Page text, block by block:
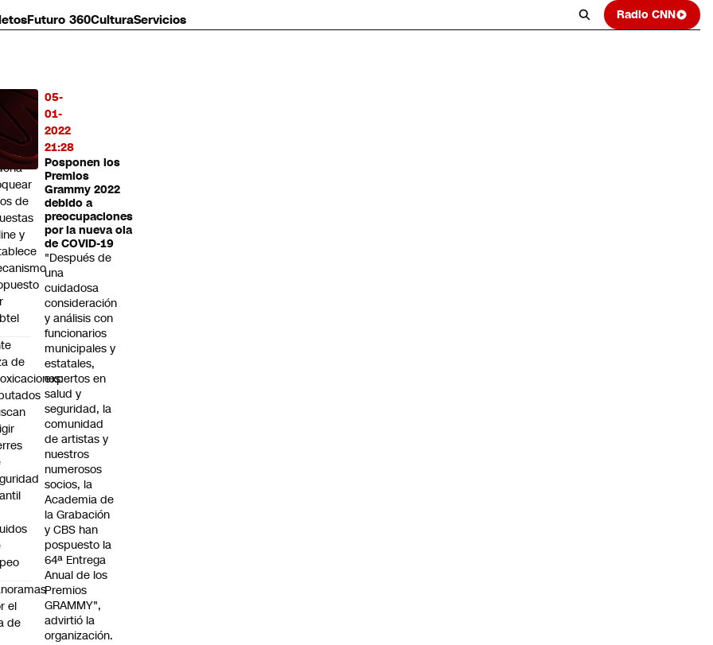
Futuro 360CulturaServicios Radio CNN
05-
01-
2022
21:28
Posponen los
Premios
Grammy 2022
debido a
preocupaciones
por la nueva ola
de COVID-19
"Después de
una
cuidadosa
consideración
y análisis con
funcionarios
municipales y
estatales,
expertos en
salud y
seguridad, la
comunidad
de artistas y
nuestros
numerosos
socios, la
Academia de
la Grabación
y CBS han
pospuesto la
64ª Entrega
Anual de los
Premios
GRAMMY",
advirtió la
organización.
de
y
de
el
de